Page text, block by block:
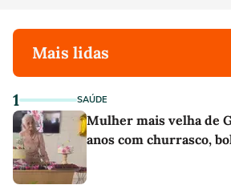
Mais lidas
1 SAÚDE
Mulher mais velha de
anos com churrasco,